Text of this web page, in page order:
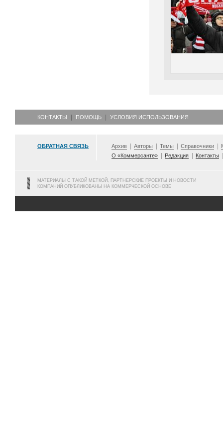
КОНТАКТЫ ПОМОЩЬ УСЛОВИЯ ИСПОЛЬЗОВАНИЯ
ОБРАТНАЯ СВЯЗЬ Архив Авторы Темы Справочники
О «Коммерсанте»
Редакция Контакты
МАТЕРИАЛЫ С ТАКОЙ МЕТКОЙ, ПАРТНЕРСКИЕ ПРОЕКТЫ И НОВОСТИ
КОМПАНИЙ ОПУБЛИКОВАНЫ НА КОММЕРЧЕСКОЙ ОСНОВЕ